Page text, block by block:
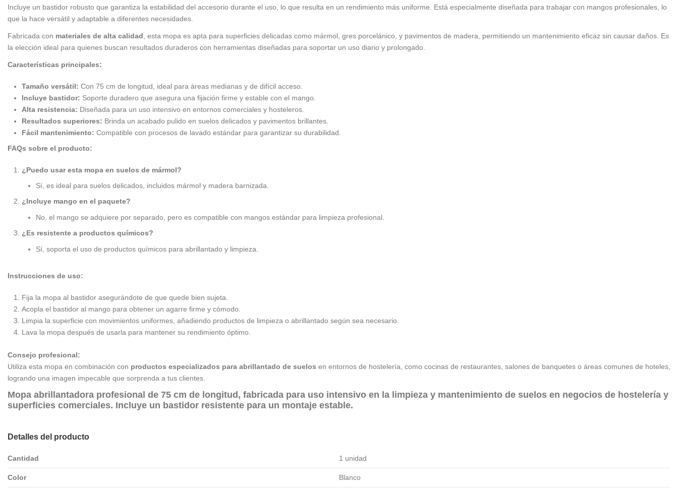
Incluye un bastidor robusto que garantiza la estabilidad del accesorio durante el uso, lo que resulta en un rendimiento más uniforme. Está especialmente diseñada para trabajar con mangos profesionales, lo
que la hace versátil y adaptable a diferentes necesidades.
Fabricada con materiales de alta calidad , esta mopa es apta para superficies delicadas como mármol, gres porcelánico, y pavimentos de madera, permitiendo un mantenimiento eficaz sin causar daños. Es
la elección ideal para quienes buscan resultados duraderos con herramientas diseñadas para soportar un uso diario y prolongado.
Características principales:
Tamaño versátil: Con 75 cm de longitud, ideal para áreas medianas y de difícil acceso.
Incluye bastidor: Soporte duradero que asegura una fijación firme y estable con el mango.
Alta resistencia: Diseñada para un uso intensivo en entornos comerciales y hosteleros.
Resultados superiores: Brinda un acabado pulido en suelos delicados y pavimentos brillantes.
Fácil mantenimiento: Compatible con procesos de lavado estándar para garantizar su durabilidad.
FAQs sobre el producto:
¿Puedo usar esta mopa en suelos de mármol?
Sí, es ideal para suelos delicados, incluidos mármol y madera barnizada.
¿Incluye mango en el paquete?
No, el mango se adquiere por separado, pero es compatible con mangos estándar para limpieza profesional.
¿Es resistente a productos químicos?
Sí, soporta el uso de productos químicos para abrillantado y limpieza.
Instrucciones de uso:
Fija la mopa al bastidor asegurándote de que quede bien sujeta.
Acopla el bastidor al mango para obtener un agarre firme y cómodo.
Limpia la superficie con movimientos uniformes, añadiendo productos de limpieza o abrillantado según sea necesario.
Lava la mopa después de usarla para mantener su rendimiento óptimo.
Consejo profesional:
Utiliza esta mopa en combinación con productos especializados para abrillantado de suelos en entornos de hostelería, como cocinas de restaurantes, salones de banquetes o áreas comunes de hoteles,
logrando una imagen impecable que sorprenda a tus clientes.
Mopa abrillantadora profesional de 75 cm de longitud , fabricada para uso intensivo en la limpieza y mantenimiento de suelos en negocios de hostelería y
superficies comerciales. Incluye un bastidor resistente para un montaje estable.
Detalles del producto
Cantidad 1 unidad
Color Blanco